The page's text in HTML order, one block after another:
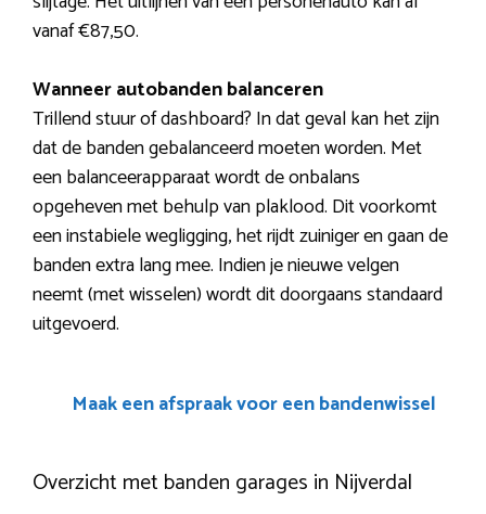
vanaf €87,50.
Wanneer autobanden balanceren
Trillend stuur of dashboard? In dat geval kan het zijn
dat de banden gebalanceerd moeten worden. Met
een balanceerapparaat wordt de onbalans
opgeheven met behulp van plaklood. Dit voorkomt
een instabiele wegligging, het rijdt zuiniger en gaan de
banden extra lang mee. Indien je nieuwe velgen
neemt (met wisselen) wordt dit doorgaans standaard
uitgevoerd.
Maak een afspraak voor een bandenwissel
Overzicht met banden garages in Nijverdal